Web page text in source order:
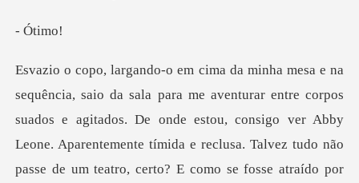
Ót
bby
Leone. Aparentemente tímida e reclusa. Talvez tudo não
passe de um teatro, certo? E como se fosse atraído por